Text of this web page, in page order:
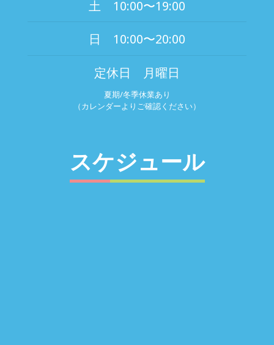
土 10:00〜19:00
日 10:00〜20:00
定休日 月曜日
夏期/冬季休業あり
（カレンダーよりご確認ください）
スケジュール